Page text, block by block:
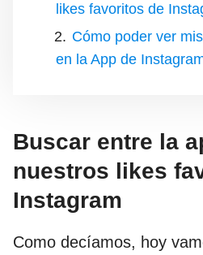
likes favoritos de
Cómo poder ver
en la App de
Buscar entre la
nuestros likes
Instagram
Como decíamos, hoy